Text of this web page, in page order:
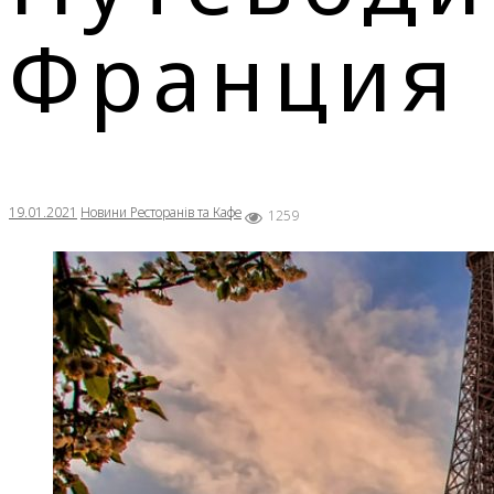
Франция
19.01.2021 Новини Ресторанів та Кафе 1259